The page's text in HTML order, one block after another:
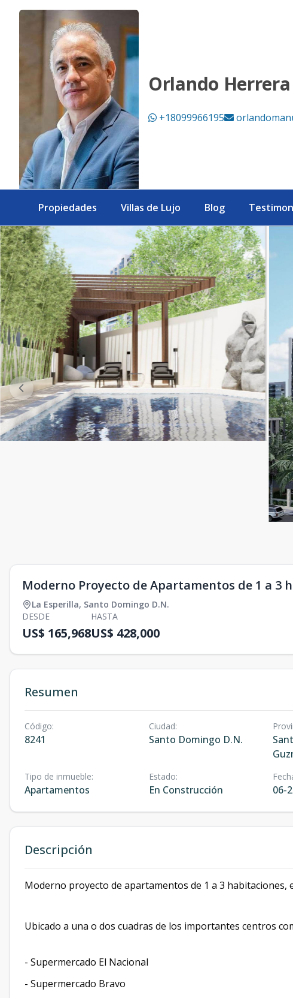
Orlando Herrera
+18099966195
Propiedades Villas de Lujo Blog
Moderno Proyecto de Apartamentos de 1 a 3
La Esperilla, Santo Domingo D.N.
DESDE
US$ 165,968
HASTA
US$ 428,000
Resumen
Código:
8241
Ciudad:
Santo Domingo D.N.
Tipo de inmueble:
Apartamentos
Estado:
En Construcción 06-
Descripción
Moderno proyecto de apartamentos de 1 a 3 habitaciones,
Ubicado a una o dos cuadras de los importantes centros
- Supermercado El Nacional
- Supermercado Bravo
Moderno Proyecto de Apartamentos de 1 a 3 habitaciones en La